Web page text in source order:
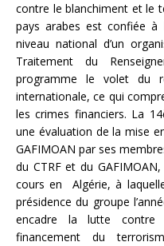
contre le blanchiment et le
pays arabes est confiée à
niveau national d’un
Traitement du
programme le volet du
internationale, ce qui
les crimes financiers. La
une évaluation de la mise
GAFIMOAN par ses
du CTRF et du
cours en Algérie, à
présidence du groupe
encadre la lutte contre
financement du